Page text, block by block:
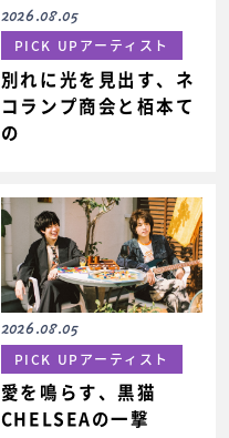
2026.08.05
PICK UPアーティスト
別れに光を見出す、ネ
コランプ商会と栢本て
の
2026.08.05
PICK UPアーティスト
愛を鳴らす、黒猫
CHELSEAの一撃